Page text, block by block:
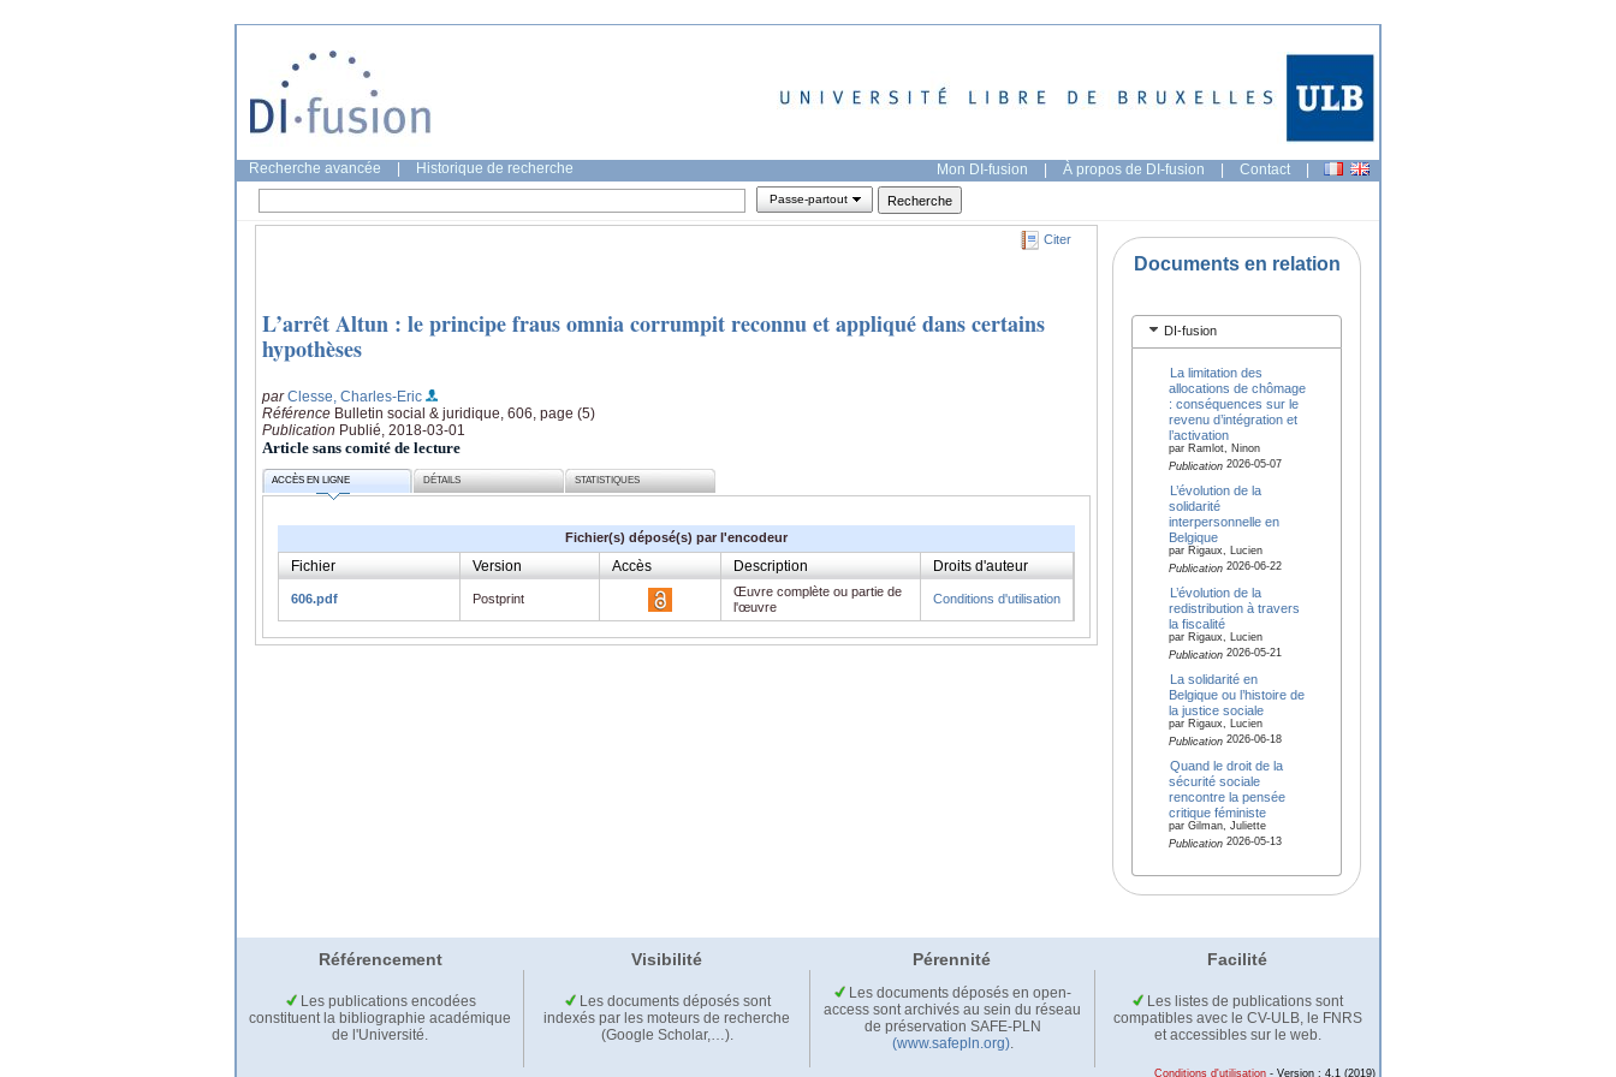
Recherche avancée Historique de recherche Mon DI-fusion | À propos de DI-fusion | Contact |
Passe-partout
Citer
L’arrêt Altun : le principe fraus omnia corrumpit reconnu et appliqué dans certains
hypothèses
parClesse, Charles-Eric
Référence Bulletin social & juridique, 606, page (5)
Publication Publié, 2018-03-01
Article sans comité de lecture
ACCÈS EN LIGNE DÉTAILS STATISTIQUES
Fichier(s) déposé(s) par l'encodeur
Fichier Version Accès Description Droits d'auteur
606.pdf Postprint
Œuvre complète ou partie de
l'œuvre
Conditions d'utilisation
Documents en relation
DI-fusion
La limitation des
allocations de chômage
: conséquences sur le
revenu d’intégration et
l’activation
par Ramlot, Ninon
Publication2026-05-07
L’évolution de la
solidarité
interpersonnelle en
Belgique
par Rigaux, Lucien
Publication2026-06-22
L’évolution de la
redistribution à travers
la fiscalité
par Rigaux, Lucien
Publication2026-05-21
La solidarité en
Belgique ou l’histoire de
la justice sociale
par Rigaux, Lucien
Publication2026-06-18
Quand le droit de la
sécurité sociale
rencontre la pensée
critique féministe
par Gilman, Juliette
Publication2026-05-13
Référencement Visibilité Pérennité Facilité
Les publications encodées
constituent la bibliographie académique
de l'Université.
Les documents déposés sont
indexés par les moteurs de recherche
(Google Scholar,…).
Les documents déposés en open-
access sont archivés au sein du réseau
de préservation SAFE-PLN
(www.safepln.org).
Les listes de publications sont
compatibles avec le CV-ULB, le FNRS
et accessibles sur le web.
Conditions d'utilisation - Version : 4.1 (2019)